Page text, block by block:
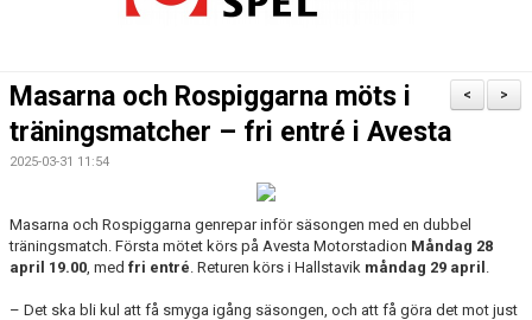
OM FÖRENINGEN
KONTAKT
BILDGALLERI
DOKUMENT
>
<
Masarna och Rospiggarna möts i
träningsmatcher – fri entré i Avesta
2025-03-31 11:54
Masarna och Rospiggarna genrepar inför säsongen med en dubbel
träningsmatch. Första mötet körs på Avesta Motorstadion Måndag 28
april 19.00, med fri entré. Returen körs i Hallstavik måndag 29 april .
– Det ska bli kul att få smyga igång säsongen, och att få göra det mot just